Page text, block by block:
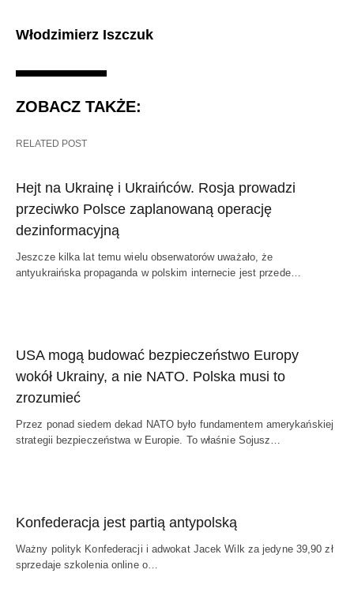
Włodzimierz Iszczuk
ZOBACZ TAKŻE:
RELATED POST
Hejt na Ukrainę i Ukraińców. Rosja prowadzi
przeciwko Polsce zaplanowaną operację
dezinformacyjną
Jeszcze kilka lat temu wielu obserwatorów uważało, że
antyukraińska propaganda w polskim internecie jest przede…
USA mogą budować bezpieczeństwo Europy
wokół Ukrainy, a nie NATO. Polska musi to
zrozumieć
Przez ponad siedem dekad NATO było fundamentem amerykańskiej
strategii bezpieczeństwa w Europie. To właśnie Sojusz…
Konfederacja jest partią antypolską
Ważny polityk Konfederacji i adwokat Jacek Wilk za jedyne 39,90 zł
sprzedaje szkolenia online o…